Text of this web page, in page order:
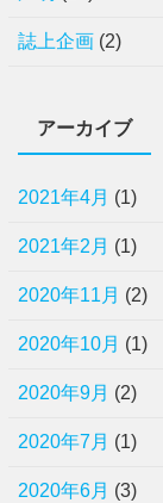
誌上企画 (2)
アーカイブ
2021年4月 (1)
2021年2月 (1)
2020年11月 (2)
2020年10月 (1)
2020年9月 (2)
2020年7月 (1)
2020年6月 (3)